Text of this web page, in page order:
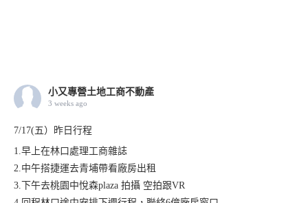
小又專營土地工商不動產
3 weeks ago
7/17(五）昨日行程
1.早上在林口處理工商雜誌
2.中午搭捷運去青埔帶看廠房出租
3.下午去桃園中悅森plaza 拍攝 空拍跟VR